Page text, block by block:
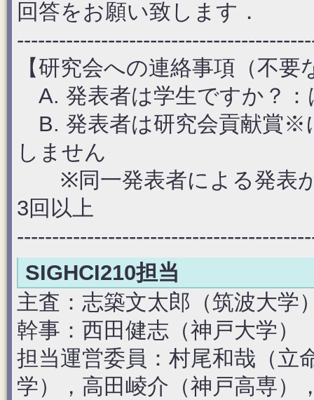
回答をお願い致します．
【研究会への連絡事項（不
A. 発表者は学生ですか？：
B. 発表者は研究会貢献賞※
しません
※同一発表者による発表が
3回以上
SIGHCI210担当
主査：志築文太郎（筑波大学
幹事：西田健志（神戸大学）
担当運営委員：村尾和哉（立
学），高田崚介（神戸高専）